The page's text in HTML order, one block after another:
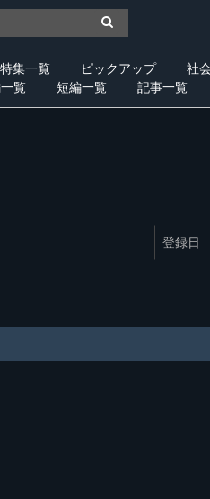
特集一覧 ピックアップ 社
覧 短編一覧 記事一覧
登録日